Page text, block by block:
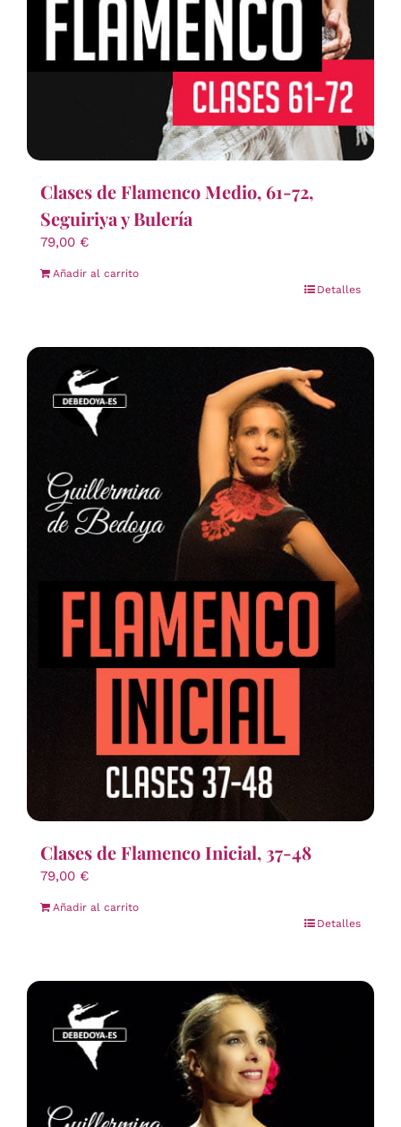
Clases de Flamenco Medio, 61-72,
Seguiriya y Bulería
79,00 €
Añadir al carrito
Detalles
Clases de Flamenco Inicial, 37-48
79,00 €
Añadir al carrito
Detalles